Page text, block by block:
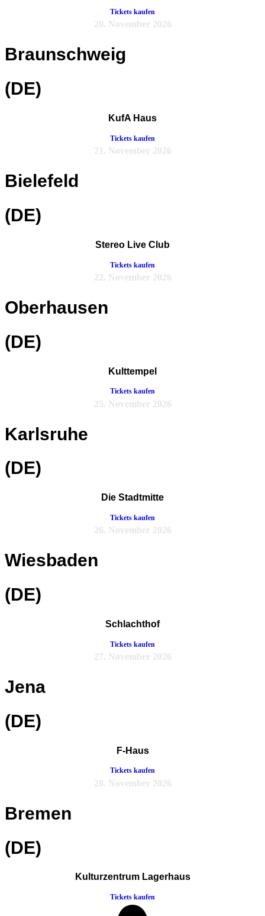
Tickets kaufen
20. November 2026
Braunschweig
(DE)
KufA Haus
Tickets kaufen
21. November 2026
Bielefeld
(DE)
Stereo Live Club
Tickets kaufen
22. November 2026
Oberhausen
(DE)
Kulttempel
Tickets kaufen
25. November 2026
Karlsruhe
(DE)
Die Stadtmitte
Tickets kaufen
26. November 2026
Wiesbaden
(DE)
Schlachthof
Tickets kaufen
27. November 2026
Jena
(DE)
F-Haus
Tickets kaufen
28. November 2026
Bremen
(DE)
Kulturzentrum Lagerhaus
Tickets kaufen